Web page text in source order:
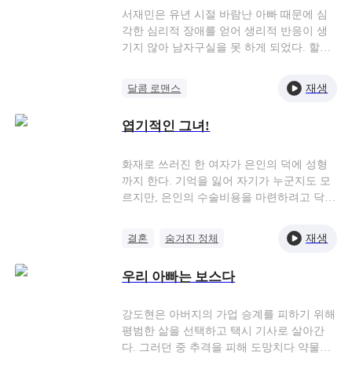
은 서유진이란 걸 깨닫게 된다.
서재민은 유년 시절 바람난 아빠 때문에 심
각한 심리적 장애를 얻어 생리적 반응이 생
기지 않아 남자구실을 못 하게 되었다. 할아
먼저 낳는 사람에게 회사를 물려주겠다고 했
다. 회사가 삼촌의 손에 넘어가지 않게 하려
도하기로 한다. 그러던 어느 날 서재민은 우
에게 정상적인 생리 반응을 보인다는 것을
발견하고 도미소를 향한 강력한 구애를 시작
한다. 그렇게 두 사람 사이에 일련의 웃픈 해
달콤 로맨스
원나잇
재생
엽기적인 그녀!
화재로 쓰러진 한 여자가 은인의 덕에 성형
까지 한다. 기억을 잃어 자기가 누군지도 모
르지만, 은인의 수술비용을 마련하려고 닥치
재벌 집과의 계약 결혼에 이런 반전이?! 민유
진은 가짜인 주제에 박서진과의 결혼을 계획
속수무책으로 당하고 만다.
결혼
숨겨진 정체
재생
우리 아빠는 보스다
강도현은 아버지의 가업 승계를 피하기 위해
평범한 삶을 선택하고 택시 기사로 살아간
다. 그러던 중 추격을 피해 도망치다 약물까